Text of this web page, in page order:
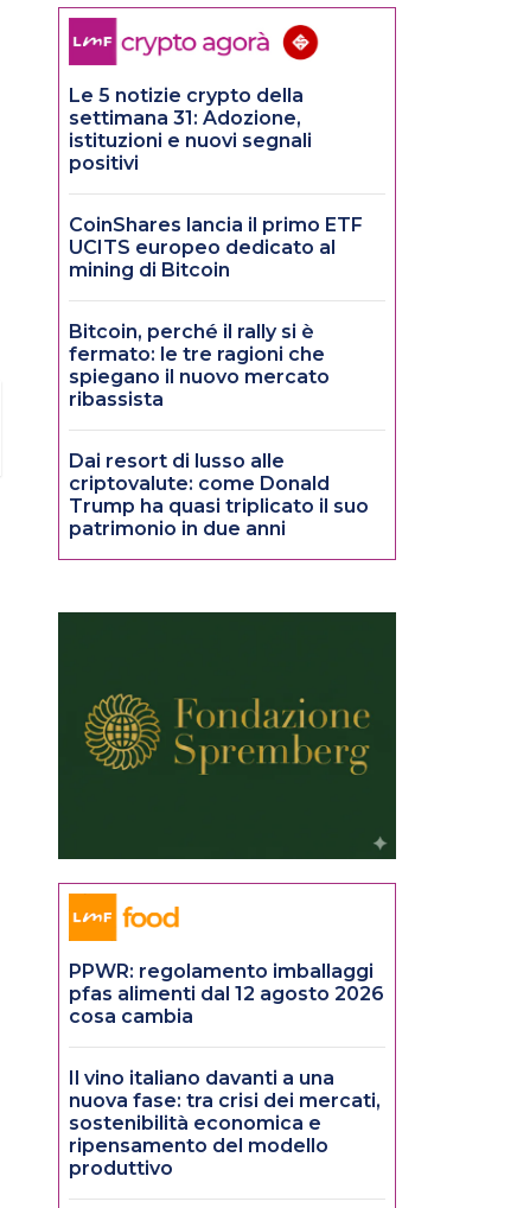
Le 5 notizie crypto della
settimana 31: Adozione,
istituzioni e nuovi segnali
positivi
CoinShares lancia il primo ETF
UCITS europeo dedicato al
mining di Bitcoin
Bitcoin, perché il rally si è
fermato: le tre ragioni che
spiegano il nuovo mercato
ribassista
Dai resort di lusso alle
criptovalute: come Donald
Trump ha quasi triplicato il suo
patrimonio in due anni
PPWR: regolamento imballaggi
pfas alimenti dal 12 agosto 2026
cosa cambia
Il vino italiano davanti a una
nuova fase: tra crisi dei mercati,
sostenibilità economica e
ripensamento del modello
produttivo